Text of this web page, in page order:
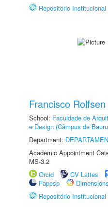
Repositório Institucional
Francisco
School: Faculdade de
e Design (Câmpus de
Department:
Academic Appointment
MS-3.2
Orcid
CV Lattes
Fapesp
Dimensions
Repositório Institucional